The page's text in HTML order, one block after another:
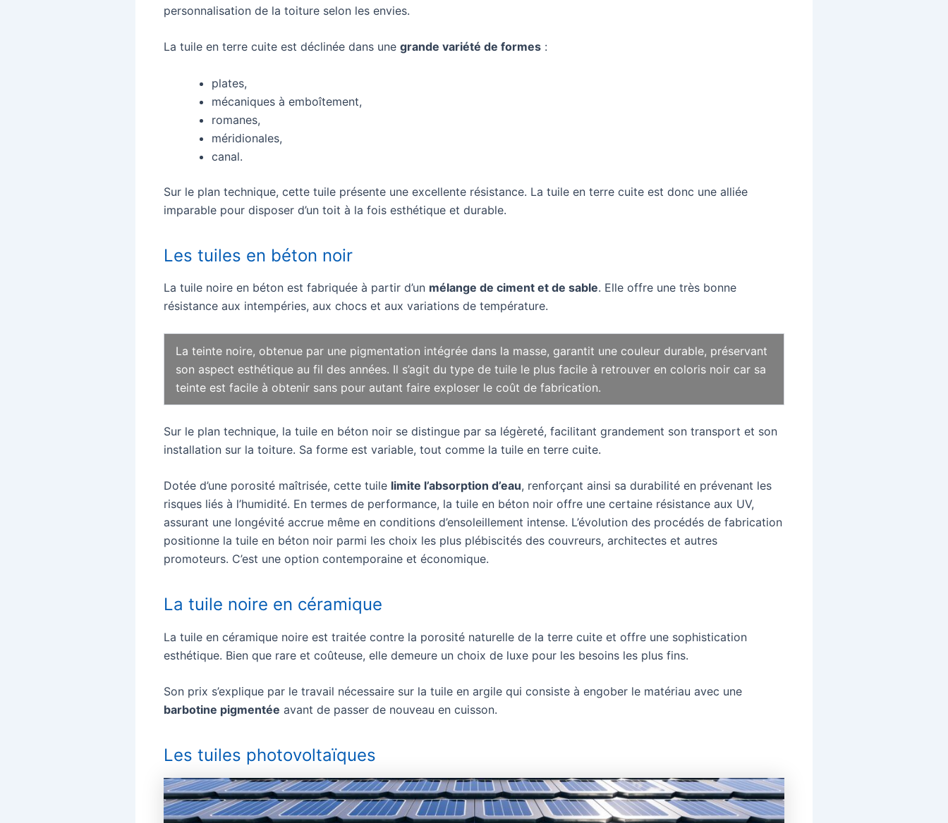
personnalisation de la toiture selon les envies.
La tuile en terre cuite est déclinée dans une grande variété de formes :
plates,
mécaniques à emboîtement,
romanes,
méridionales,
canal.
Sur le plan technique, cette tuile présente une excellente résistance. La tuile en terre cuite est donc une alliée
imparable pour disposer d’un toit à la fois esthétique et durable.
Les tuiles en béton noir
La tuile noire en béton est fabriquée à partir d’un mélange de ciment et de sable. Elle offre une très bonne
résistance aux intempéries, aux chocs et aux variations de température.
La teinte noire, obtenue par une pigmentation intégrée dans la masse, garantit une couleur durable, préservant
son aspect esthétique au fil des années. Il s’agit du type de tuile le plus facile à retrouver en coloris noir car sa
teinte est facile à obtenir sans pour autant faire exploser le coût de fabrication.
Sur le plan technique, la tuile en béton noir se distingue par sa légèreté, facilitant grandement son transport et son
installation sur la toiture. Sa forme est variable, tout comme la tuile en terre cuite.
Dotée d’une porosité maîtrisée, cette tuile limite l’absorption d’eau, renforçant ainsi sa durabilité en prévenant les
risques liés à l’humidité. En termes de performance, la tuile en béton noir offre une certaine résistance aux UV,
assurant une longévité accrue même en conditions d’ensoleillement intense. L’évolution des procédés de fabrication
positionne la tuile en béton noir parmi les choix les plus plébiscités des couvreurs, architectes et autres
promoteurs. C’est une option contemporaine et économique.
La tuile noire en céramique
La tuile en céramique noire est traitée contre la porosité naturelle de la terre cuite et offre une sophistication
esthétique. Bien que rare et coûteuse, elle demeure un choix de luxe pour les besoins les plus fins.
Son prix s’explique par le travail nécessaire sur la tuile en argile qui consiste à engober le matériau avec une
barbotine pigmentée avant de passer de nouveau en cuisson.
Les tuiles photovoltaïques